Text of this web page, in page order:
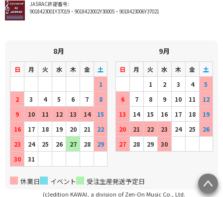
JASRAC許諾番号:
9018423001Y37019・9018423002Y30005・9018423006Y37021
8月
日 月 火 水 木 金
土
1
2
3 4 5 6 7
8
9
10 11 12 13 14
15
16
17 18 19 20 21
22
23
24 25 26 27 28
29
30
31
9月
日 月 火 水 木 金
土
1
2 3 4
5
6
7 8 9 10 11
12
13
14 15 16 17 18
19
20
21 22 23 24 25
26
27
28 29 30
休業日 イベント 受注生産発送予定日
(c)edition KAWAI, a division of Zen-On Music Co., Ltd.